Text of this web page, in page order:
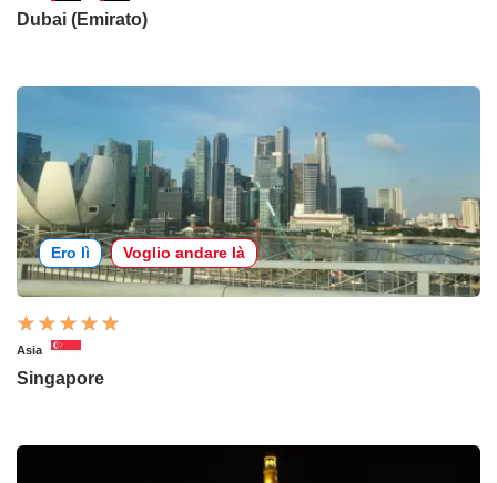
Dubai (Emirato)
Ero lì Voglio andare là
Asia
Singapore